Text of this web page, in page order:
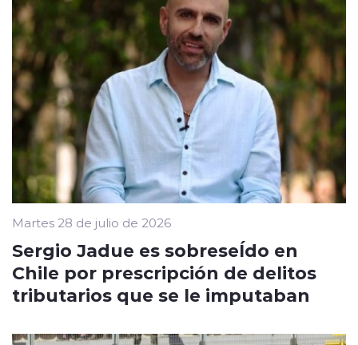
Martes 28 de julio de 2026
Sergio Jadue es sobreseÍdo en
Chile por prescripción de delitos
tributarios que se le imputaban